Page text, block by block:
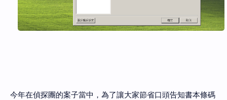
今年在偵探團的案子當中，為了讓大家節省口頭告知書本條碼